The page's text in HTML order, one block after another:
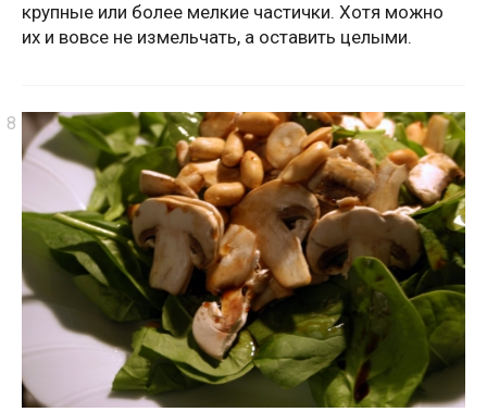
крупные или более мелкие частички. Хотя можно
их и вовсе не измельчать, а оставить целыми.